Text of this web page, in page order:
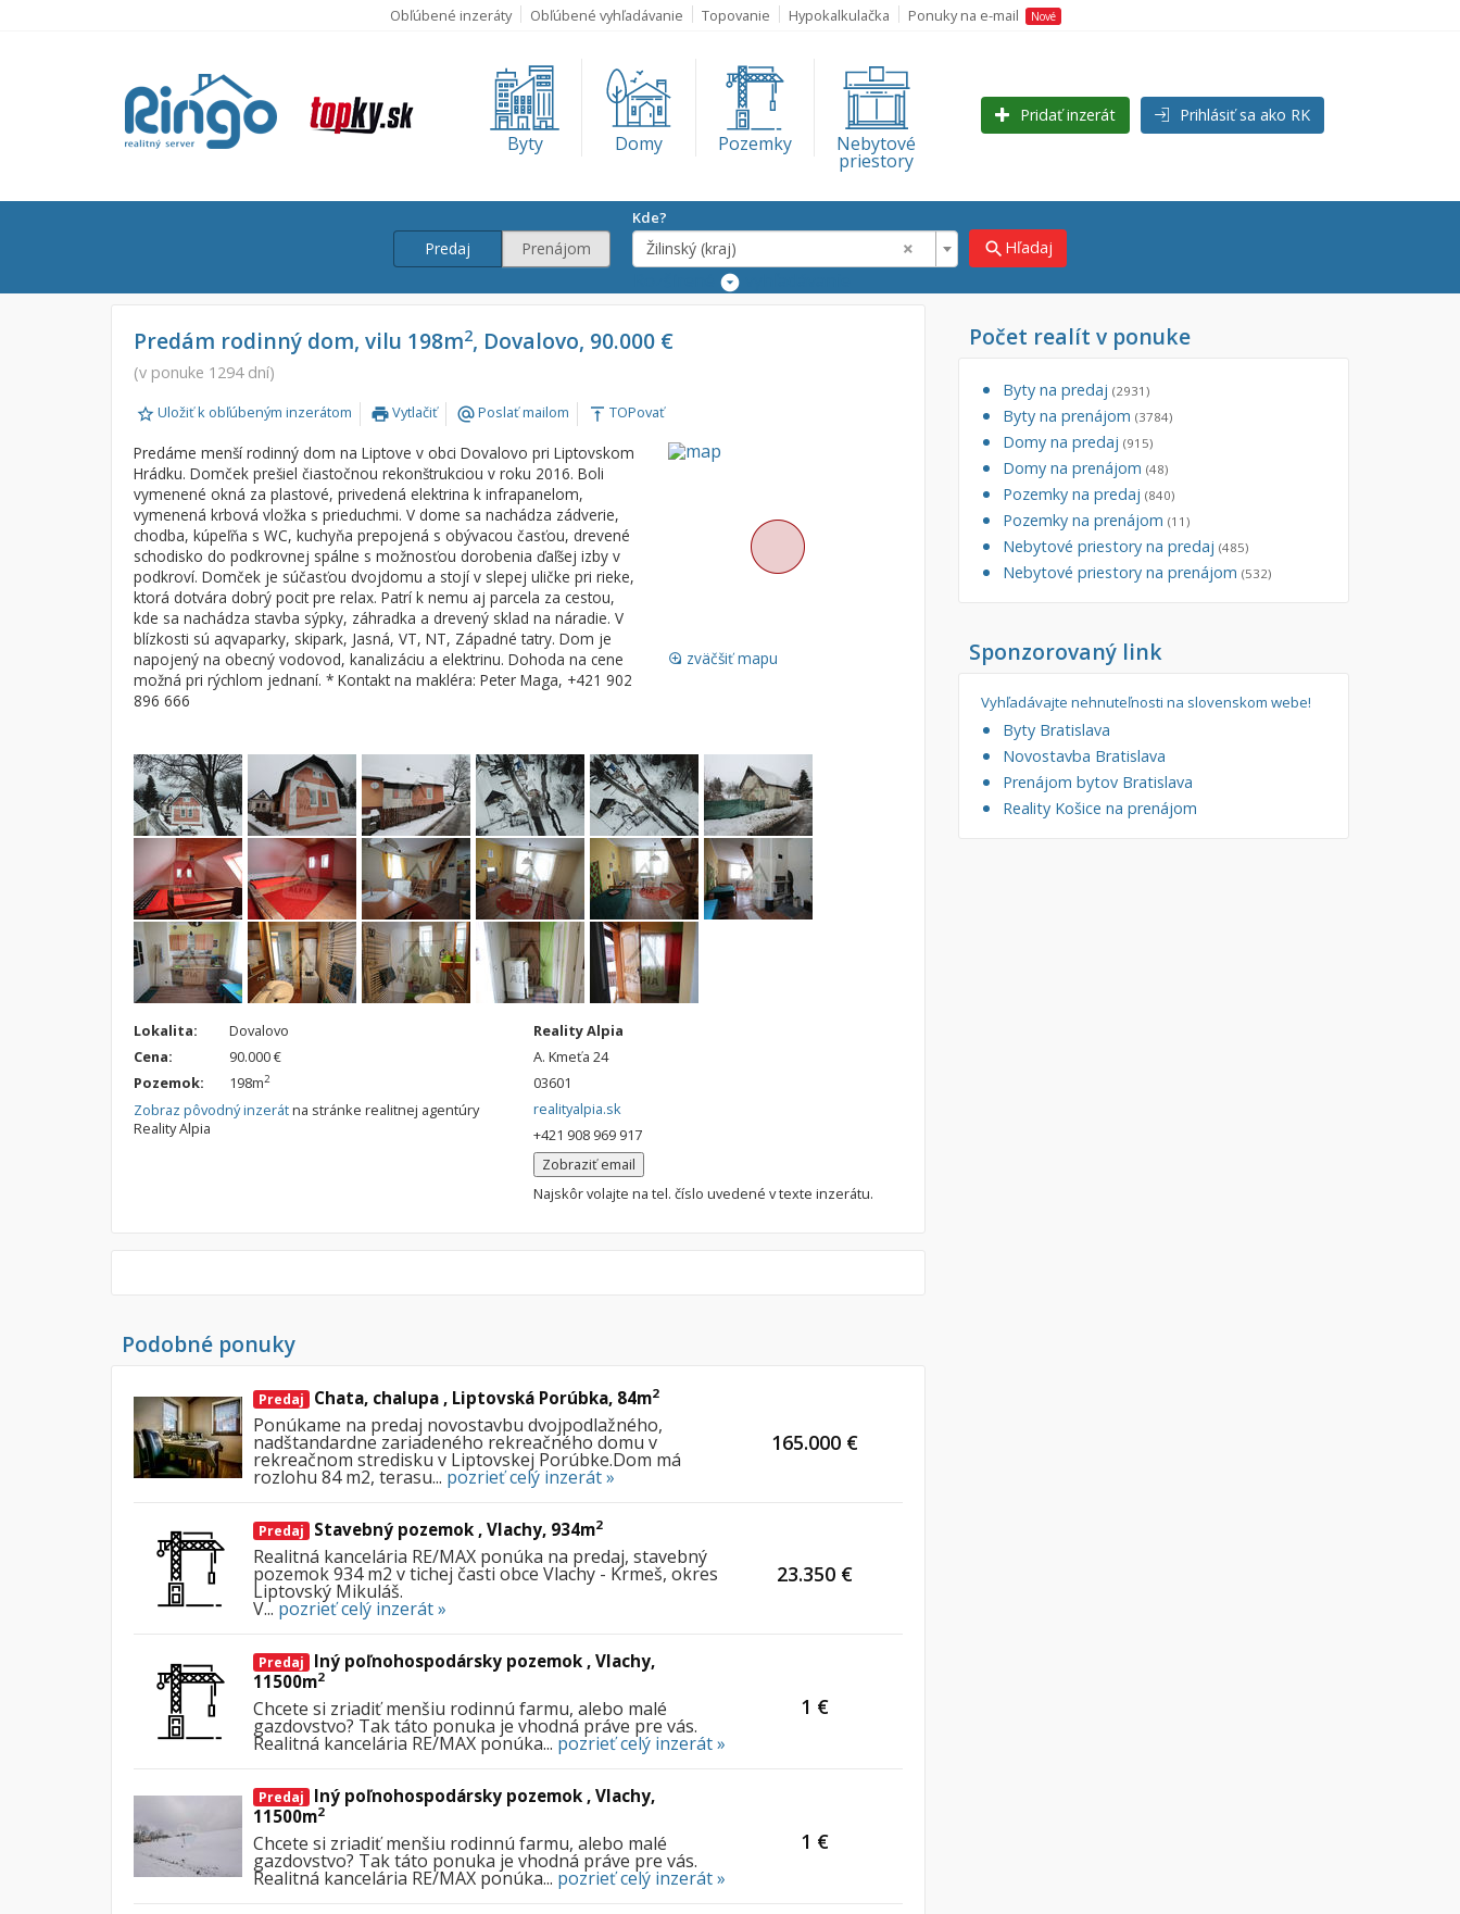
Obľúbené inzeráty Obľúbené vyhľadávanie Topovanie Hypokalkulačka Ponuky na e-mail Nové
Byty Domy Pozemky Nebytové
priestory
Pridať inzerát Prihlásiť sa ako RK
Predaj Prenájom
Kde?
×
Žilinský (kraj) search Hľadaj
Predaj
Prenájom
Byt
Garsónky
Dvojgarsónky
1-izbové
2-izbové
3-izbové
Dom
Vila
Chalupa
Pozemok
Stavebné pozemky
Bývanie a rekreácia
Priemyselný pozemok
Poľnohospodárske pozemky
Záhrada
Nebytové priestory
Administratívne, obchodné
Garáž, garážové státie
Filtre
Súkromná inzercia
Ponuka RK
Novostavba
searchHľadaj
Uložiť vyhľadávanie| alternate_emailZasielať na email
Zatvoriť vyhľadávanie
Predám rodinný dom, vilu 198m2, Dovalovo, 90.000 €
(v ponuke 1294 dní)
Uložiť k obľúbeným inzerátom printVytlačiť alternate_emailPoslať mailom vertical_align_top TOPovať
Predáme menší rodinný dom na Liptove v obci Dovalovo pri Liptovskom
Hrádku. Domček prešiel čiastočnou rekonštrukciou v roku 2016. Boli
vymenené okná za plastové, privedená elektrina k infrapanelom,
vymenená krbová vložka s prieduchmi. V dome sa nachádza zádverie,
chodba, kúpeľňa s WC, kuchyňa prepojená s obývacou časťou, drevené
schodisko do podkrovnej spálne s možnosťou dorobenia ďaľšej izby v
podkroví. Domček je súčasťou dvojdomu a stojí v slepej uličke pri rieke,
ktorá dotvára dobrý pocit pre relax. Patrí k nemu aj parcela za cestou,
kde sa nachádza stavba sýpky, záhradka a drevený sklad na náradie. V
blízkosti sú aqvaparky, skipark, Jasná, VT, NT, Západné tatry. Dom je
napojený na obecný vodovod, kanalizáciu a elektrinu. Dohoda na cene
možná pri rýchlom jednaní. * Kontakt na makléra: Peter Maga, +421 902
896 666
loupe zväčšiť mapu
Lokalita:
Dovalovo
Cena:
90.000 €
Pozemok:
198m2
Zobraz pôvodný inzerátna stránke realitnej agentúry
Reality Alpia
Reality Alpia
A. Kmeťa 24
03601
realityalpia.sk
+421 908 969 917
Zobraziť email
Najskôr volajte na tel. číslo uvedené v texte inzerátu.
Podobné ponuky
Predaj Chata, chalupa , Liptovská Porúbka, 84m2
Ponúkame na predaj novostavbu dvojpodlažného,
nadštandardne zariadeného rekreačného domu v
rekreačnom stredisku v Liptovskej Porúbke.Dom má
rozlohu 84 m2, terasu... pozrieť celý inzerát »
165.000 €
Predaj Stavebný pozemok , Vlachy, 934m2
Realitná kancelária RE/MAX ponúka na predaj, stavebný
pozemok 934 m2 v tichej časti obce Vlachy - Krmeš, okres
Liptovský Mikuláš.
V... pozrieť celý inzerát »
23.350 €
Predaj
Iný poľnohospodársky pozemok , Vlachy,
11500m2
Chcete si zriadiť menšiu rodinnú farmu, alebo malé
gazdovstvo? Tak táto ponuka je vhodná práve pre vás.
Realitná kancelária RE/MAX ponúka... pozrieť celý inzerát »
1 €
Predaj
Iný poľnohospodársky pozemok , Vlachy,
11500m2
Chcete si zriadiť menšiu rodinnú farmu, alebo malé
gazdovstvo? Tak táto ponuka je vhodná práve pre vás.
Realitná kancelária RE/MAX ponúka... pozrieť celý inzerát »
1 €
Počet realít v ponuke
Byty na predaj (2931)
Byty na prenájom (3784)
Domy na predaj (915)
Domy na prenájom (48)
Pozemky na predaj (840)
Pozemky na prenájom (11)
Nebytové priestory na predaj (485)
Nebytové priestory na prenájom (532)
Sponzorovaný link
Vyhľadávajte nehnuteľnosti na slovenskom webe!
Byty Bratislava
Novostavba Bratislava
Prenájom bytov Bratislava
Reality Košice na prenájom